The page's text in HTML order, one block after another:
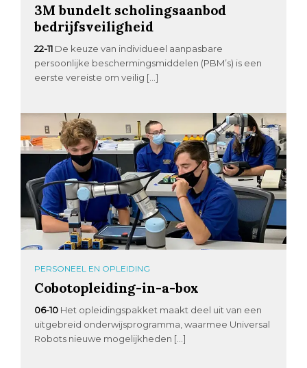
3M bundelt scholingsaanbod
bedrijfsveiligheid
22-11 De keuze van individueel aanpasbare
persoonlijke beschermingsmiddelen (PBM’s) is een
eerste vereiste om veilig […]
PERSONEEL EN OPLEIDING
Cobotopleiding-in-a-box
06-10 Het opleidingspakket maakt deel uit van een
uitgebreid onderwijsprogramma, waarmee Universal
Robots nieuwe mogelijkheden […]